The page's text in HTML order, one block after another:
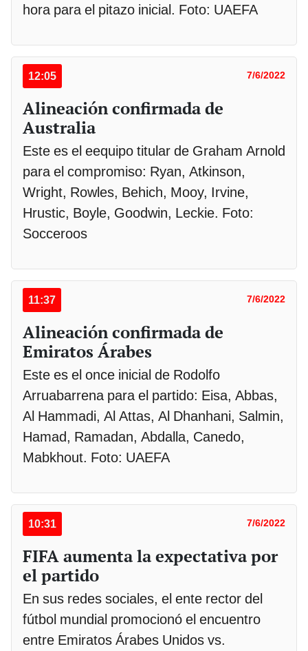
hora para el pitazo inicial. Foto: UAEFA
12:05 7/6/2022
Alineación confirmada de
Australia
Este es el eequipo titular de Graham Arnold
para el compromiso: Ryan, Atkinson,
Wright, Rowles, Behich, Mooy, Irvine,
Hrustic, Boyle, Goodwin, Leckie. Foto:
Socceroos
11:37 7/6/2022
Alineación confirmada de
Emiratos Árabes
Este es el once inicial de Rodolfo
Arruabarrena para el partido: Eisa, Abbas,
Al Hammadi, Al Attas, Al Dhanhani, Salmin,
Hamad, Ramadan, Abdalla, Canedo,
Mabkhout. Foto: UAEFA
10:31 7/6/2022
FIFA aumenta la expectativa por
el partido
En sus redes sociales, el ente rector del
fútbol mundial promocionó el encuentro
entre Emiratos Árabes Unidos vs.